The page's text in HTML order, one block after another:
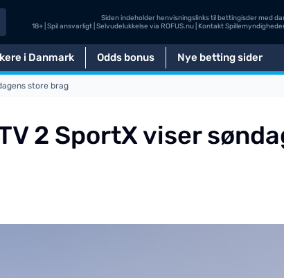
Siden indeholder henvisningslinks til bettingisder med
18+ | Spil ansvarligt | Selvudelukkelse via ROFUS.nu | Kontakt
i Danmark Odds bonus Nye betting sider
store brag
2 SportX viser